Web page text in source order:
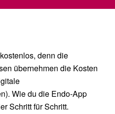
denn die
übernehmen die Kosten
Wie du die Endo-App
Schritt für Schritt.